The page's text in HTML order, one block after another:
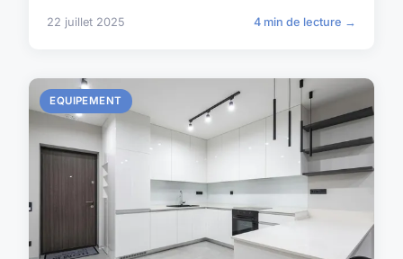
22 juillet 2025 4 min de lecture →
EQUIPEMENT